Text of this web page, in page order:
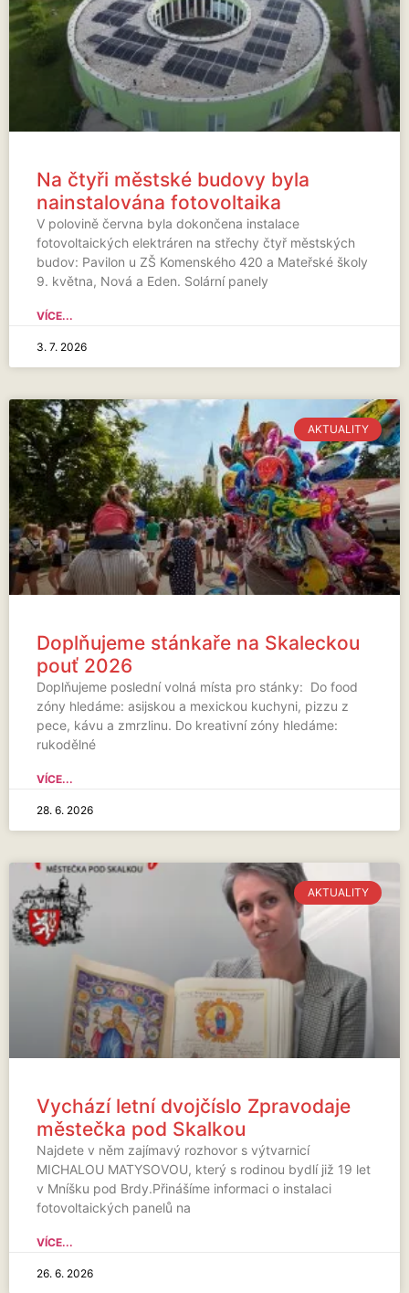
Na čtyři městské budovy byla
nainstalována fotovoltaika
V polovině června byla dokončena instalace
fotovoltaických elektráren na střechy čtyř městských
budov: Pavilon u ZŠ Komenského 420 a Mateřské školy
9. května, Nová a Eden. Solární panely
VÍCE...
3. 7. 2026
AKTUALITY
Doplňujeme stánkaře na Skaleckou
pouť 2026
Doplňujeme poslední volná místa pro stánky: Do food
zóny hledáme: asijskou a mexickou kuchyni, pizzu z
pece, kávu a zmrzlinu. Do kreativní zóny hledáme:
rukodělné
VÍCE...
28. 6. 2026
AKTUALITY
Vychází letní dvojčíslo Zpravodaje
městečka pod Skalkou
Najdete v něm zajímavý rozhovor s výtvarnicí
MICHALOU MATYSOVOU, který s rodinou bydlí již 19 let
v Mníšku pod Brdy.Přinášíme informaci o instalaci
fotovoltaických panelů na
VÍCE...
26. 6. 2026